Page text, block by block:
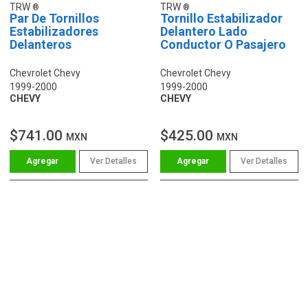
TRW
Par De Tornillos
Estabilizadores
Delanteros
Chevrolet Chevy
1999-2000
CHEVY
$741.00 MXN
Ver Detalles
TRW
Tornillo Estabilizador
Delantero Lado
Conductor O Pasajero
Chevrolet Chevy
1999-2000
CHEVY
$425.00 MXN
Ver Detalles